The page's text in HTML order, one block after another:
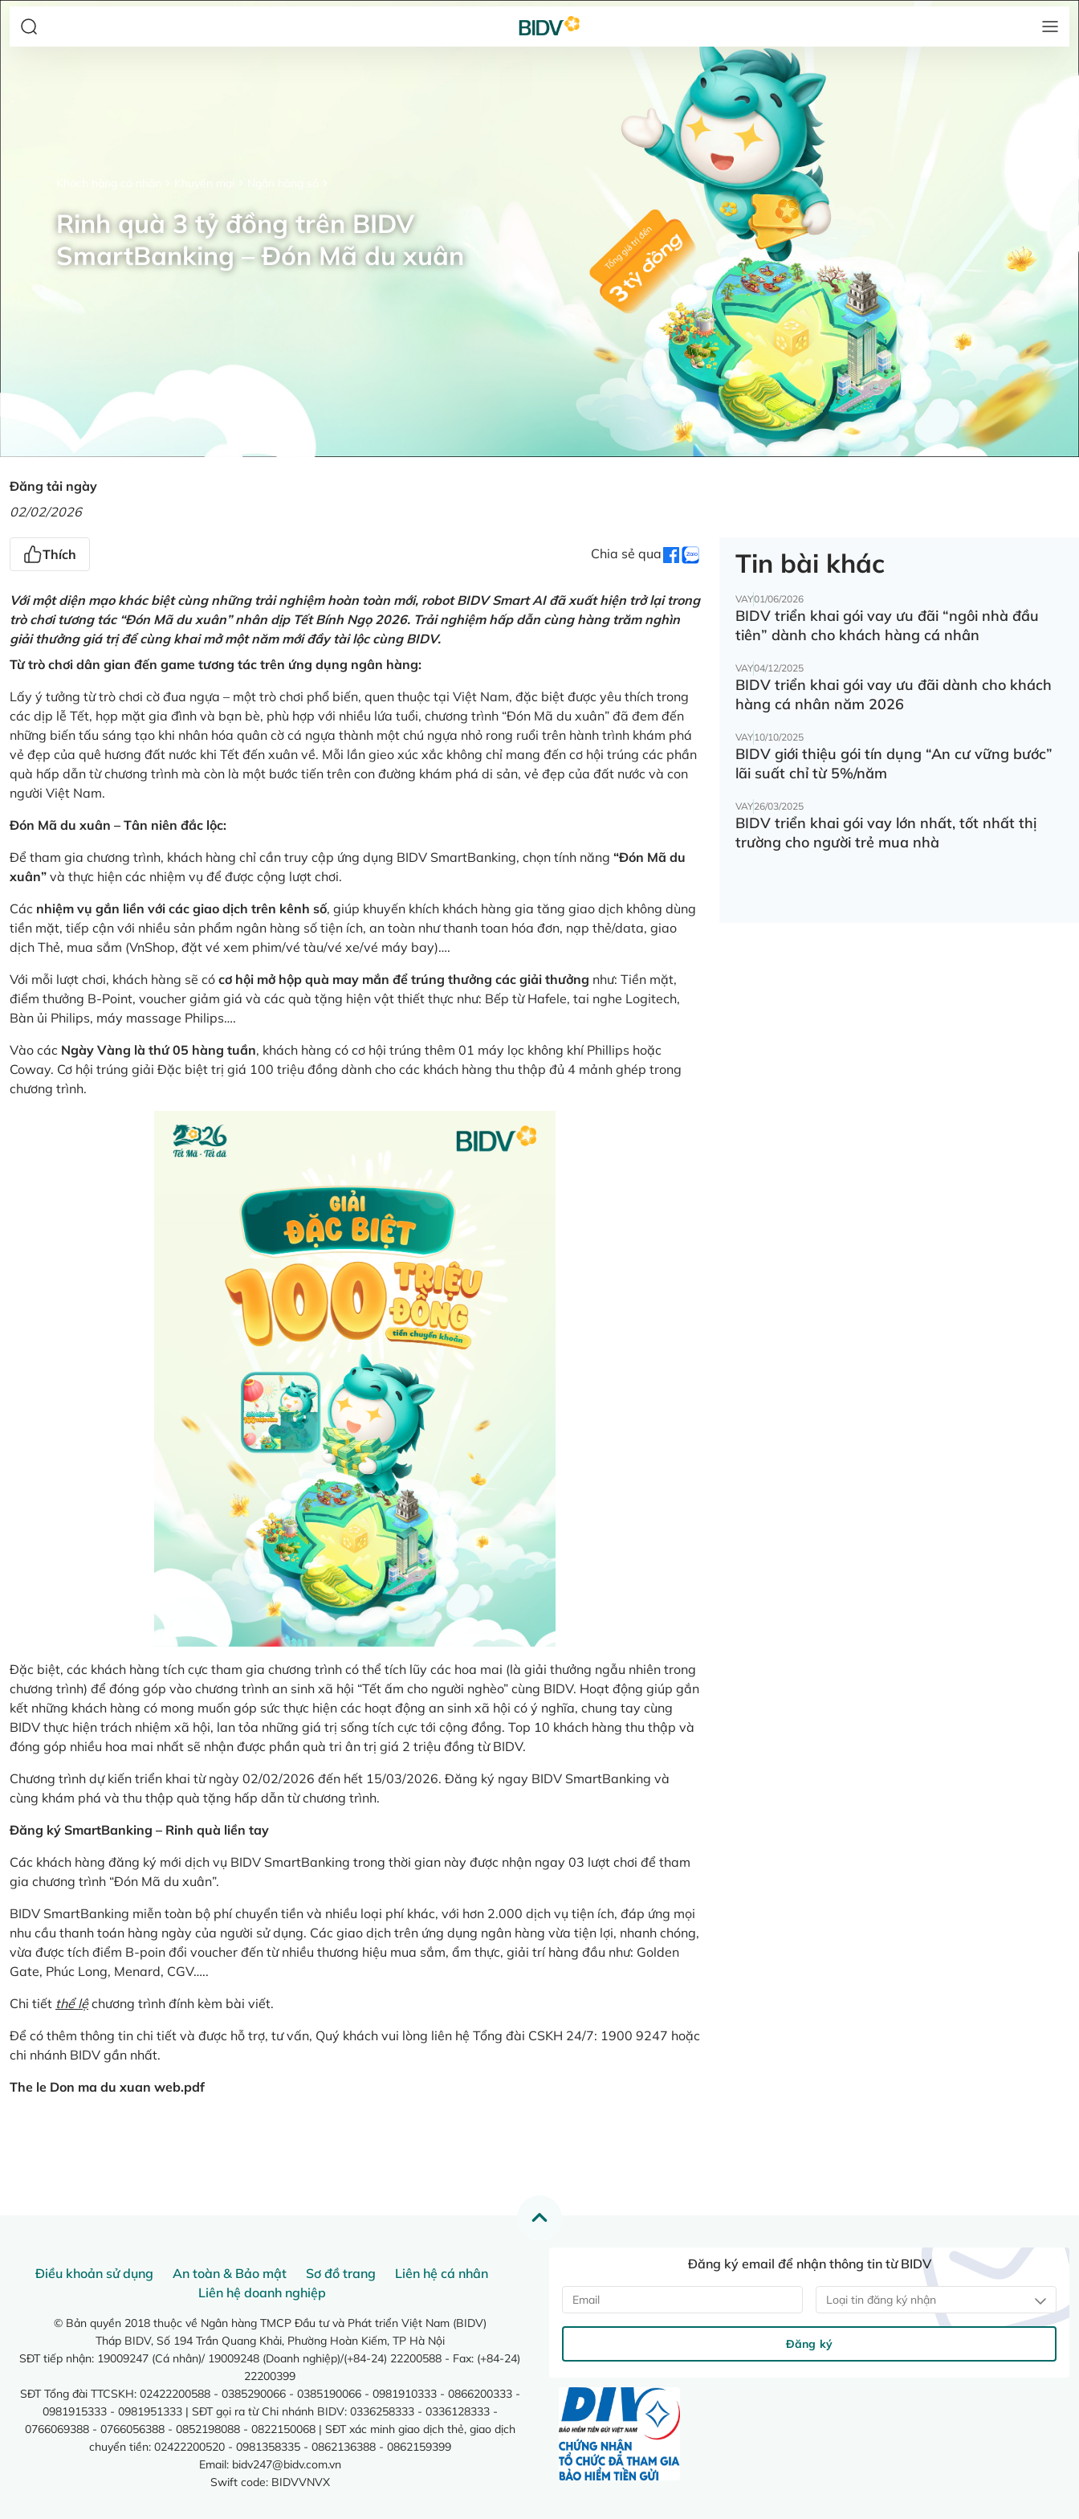
Khuyến mại Ngân hàng số
Rinh quà 3 tỷ đồng trên BIDV
SmartBanking – Đón Mã du xuân
Đăng tải ngày
02/02/2026
Thích Chia sẻ qua
Với một diện mạo khác biệt cùng những trải nghiệm hoàn toàn mới, robot BIDV Smart AI đã xuất hiện trở lại trong
trò chơi tương tác “Đón Mã du xuân” nhân dịp Tết Bính Ngọ 2026. Trải nghiệm hấp dẫn cùng hàng trăm nghìn
giải thưởng giá trị để cùng khai mở một năm mới đầy tài lộc cùng BIDV.
Từ trò chơi dân gian đến game tương tác trên ứng dụng ngân hàng:
Lấy ý tưởng từ trò chơi cờ đua ngựa – một trò chơi phổ biến, quen thuộc tại Việt Nam, đặc biệt được yêu thích trong
các dịp lễ Tết, họp mặt gia đình và bạn bè, phù hợp với nhiều lứa tuổi, chương trình “Đón Mã du xuân” đã đem đến
những biến tấu sáng tạo khi nhân hóa quân cờ cá ngựa thành một chú ngựa nhỏ rong ruổi trên hành trình khám phá
vẻ đẹp của quê hương đất nước khi Tết đến xuân về. Mỗi lần gieo xúc xắc không chỉ mang đến cơ hội trúng các phần
quà hấp dẫn từ chương trình mà còn là một bước tiến trên con đường khám phá di sản, vẻ đẹp của đất nước và con
người Việt Nam.
Đón Mã du xuân – Tân niên đắc lộc:
Để tham gia chương trình, khách hàng chỉ cần truy cập ứng dụng BIDV SmartBanking, chọn tính năng “Đón Mã du
xuân” và thực hiện các nhiệm vụ để được cộng lượt chơi.
Các nhiệm vụ gắn liền với các giao dịch trên kênh số, giúp khuyến khích khách hàng gia tăng giao dịch không dùng
tiền mặt, tiếp cận với nhiều sản phẩm ngân hàng số tiện ích, an toàn như thanh toan hóa đơn, nạp thẻ/data, giao
dịch Thẻ, mua sắm (VnShop, đặt vé xem phim/vé tàu/vé xe/vé máy bay)….
Với mỗi lượt chơi, khách hàng sẽ có cơ hội mở hộp quà may mắn để trúng thưởng các giải thưởng như: Tiền mặt,
điểm thưởng B-Point, voucher giảm giá và các quà tặng hiện vật thiết thực như: Bếp từ Hafele, tai nghe Logitech,
Bàn ủi Philips, máy massage Philips….
Vào các Ngày Vàng là thứ 05 hàng tuần, khách hàng có cơ hội trúng thêm 01 máy lọc không khí Phillips hoặc
Coway. Cơ hội trúng giải Đặc biệt trị giá 100 triệu đồng dành cho các khách hàng thu thập đủ 4 mảnh ghép trong
chương trình.
Đặc biệt, các khách hàng tích cực tham gia chương trình có thể tích lũy các hoa mai (là giải thưởng ngẫu nhiên trong
chương trình) để đóng góp vào chương trình an sinh xã hội “Tết ấm cho người nghèo” cùng BIDV. Hoạt động giúp gắn
kết những khách hàng có mong muốn góp sức thực hiện các hoạt động an sinh xã hội có ý nghĩa, chung tay cùng
BIDV thực hiện trách nhiệm xã hội, lan tỏa những giá trị sống tích cực tới cộng đồng. Top 10 khách hàng thu thập và
đóng góp nhiều hoa mai nhất sẽ nhận được phần quà tri ân trị giá 2 triệu đồng từ BIDV.
Chương trình dự kiến triển khai từ ngày 02/02/2026 đến hết 15/03/2026. Đăng ký ngay BIDV SmartBanking và
cùng khám phá và thu thập quà tặng hấp dẫn từ chương trình.
Đăng ký SmartBanking – Rinh quà liền tay
Các khách hàng đăng ký mới dịch vụ BIDV SmartBanking trong thời gian này được nhận ngay 03 lượt chơi để tham
gia chương trình “Đón Mã du xuân”.
BIDV SmartBanking miễn toàn bộ phí chuyển tiền và nhiều loại phí khác, với hơn 2.000 dịch vụ tiện ích, đáp ứng mọi
nhu cầu thanh toán hàng ngày của người sử dụng. Các giao dịch trên ứng dụng ngân hàng vừa tiện lợi, nhanh chóng,
vừa được tích điểm B-poin đổi voucher đến từ nhiều thương hiệu mua sắm, ẩm thực, giải trí hàng đầu như: Golden
Gate, Phúc Long, Menard, CGV…..
Chi tiết thể lệchương trình đính kèm bài viết.
Để có thêm thông tin chi tiết và được hỗ trợ, tư vấn, Quý khách vui lòng liên hệ Tổng đài CSKH 24/7: 1900 9247 hoặc
chi nhánh BIDV gần nhất.
The le Don ma du xuan web.pdf
Tin bài khác
VAY01/06/2026
BIDV triển khai gói vay ưu đãi “ngôi nhà đầu
tiên” dành cho khách hàng cá nhân
VAY04/12/2025
BIDV triển khai gói vay ưu đãi dành cho khách
hàng cá nhân năm 2026
VAY10/10/2025
BIDV giới thiệu gói tín dụng “An cư vững bước”
lãi suất chỉ từ 5%/năm
VAY26/03/2025
BIDV triển khai gói vay lớn nhất, tốt nhất thị
trường cho người trẻ mua nhà
Điều khoản sử dụng An toàn & Bảo mật Sơ đồ trang
Liên hệ cá nhân
Liên hệ doanh nghiệp
© Bản quyền 2018 thuộc về Ngân hàng TMCP Đầu tư và Phát triển Việt Nam (BIDV)
Tháp BIDV, Số 194 Trần Quang Khải, Phường Hoàn Kiếm, TP Hà Nội
SĐT tiếp nhận: 19009247 (Cá nhân)/ 19009248 (Doanh nghiệp)/(+84-24) 22200588 - Fax: (+84-24)
22200399
SĐT Tổng đài TTCSKH: 02422200588 - 0385290066 - 0385190066 - 0981910333 - 0866200333 -
0981915333 - 0981951333 | SĐT gọi ra từ Chi nhánh BIDV: 0336258333 - 0336128333 -
0766069388 - 0766056388 - 0852198088 - 0822150068 | SĐT xác minh giao dịch thẻ, giao dịch
chuyển tiền: 02422200520 - 0981358335 - 0862136388 - 0862159399
Email: bidv247@bidv.com.vn
Swift code: BIDVVNVX
Đăng ký email để nhận thông tin từ BIDV
Loại tin đăng ký nhận
Đăng ký